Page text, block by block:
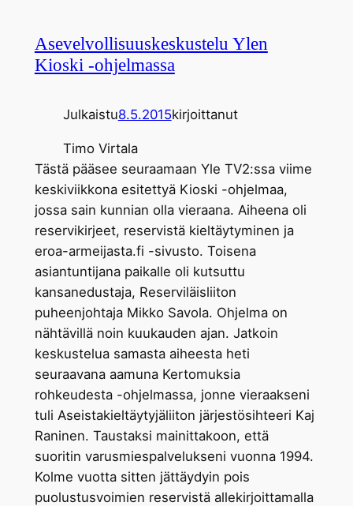
Asevelvollisuuskeskustelu Ylen
Kioski -ohjelmassa
Julkaistu8.5.2015kirjoittanut
Timo Virtala
Tästä pääsee seuraamaan Yle TV2:ssa viime
keskiviikkona esitettyä Kioski -ohjelmaa,
jossa sain kunnian olla vieraana. Aiheena oli
reservikirjeet, reservistä kieltäytyminen ja
eroa-armeijasta.fi -sivusto. Toisena
asiantuntijana paikalle oli kutsuttu
kansanedustaja, Reserviläisliiton
puheenjohtaja Mikko Savola. Ohjelma on
nähtävillä noin kuukauden ajan. Jatkoin
keskustelua samasta aiheesta heti
seuraavana aamuna Kertomuksia
rohkeudesta -ohjelmassa, jonne vieraakseni
tuli Aseistakieltäytyjäliiton järjestösihteeri Kaj
Raninen. Taustaksi mainittakoon, että
suoritin varusmiespalvelukseni vuonna 1994.
Kolme vuotta sitten jättäydyin pois
puolustusvoimien reservistä allekirjoittamalla